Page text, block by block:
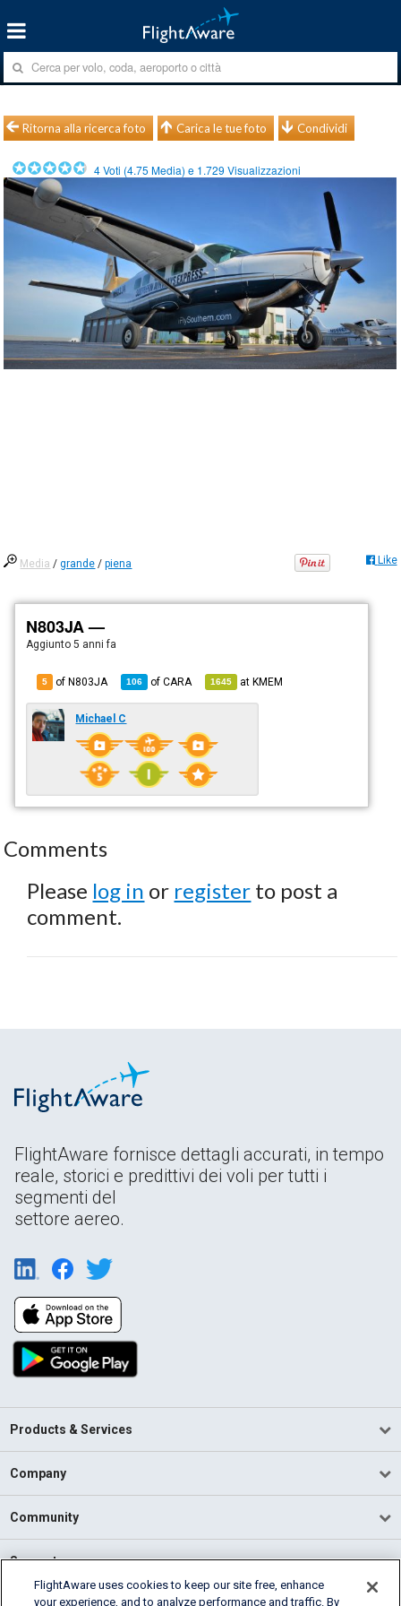
Ritorna alla ricerca foto Carica le tue foto Condividi
4Voti (4.75 Media) e 1.729 Visualizzazioni
Media /grande /piena Like
N803JA —
Aggiunto5 anni fa
5 of N803JA 106 ofCARA 1645 atKMEM
Michael C
Comments
Please log in or register to post a
comment.
FlightAware fornisce dettagli accurati, in tempo
reale, storici e predittivi dei voli per tutti i
segmenti del
settore aereo.
Products & Services
Company
Community
Support
FlightAware uses cookies to keep our site free, enhance
your experience, and to analyze performance and traffic. By